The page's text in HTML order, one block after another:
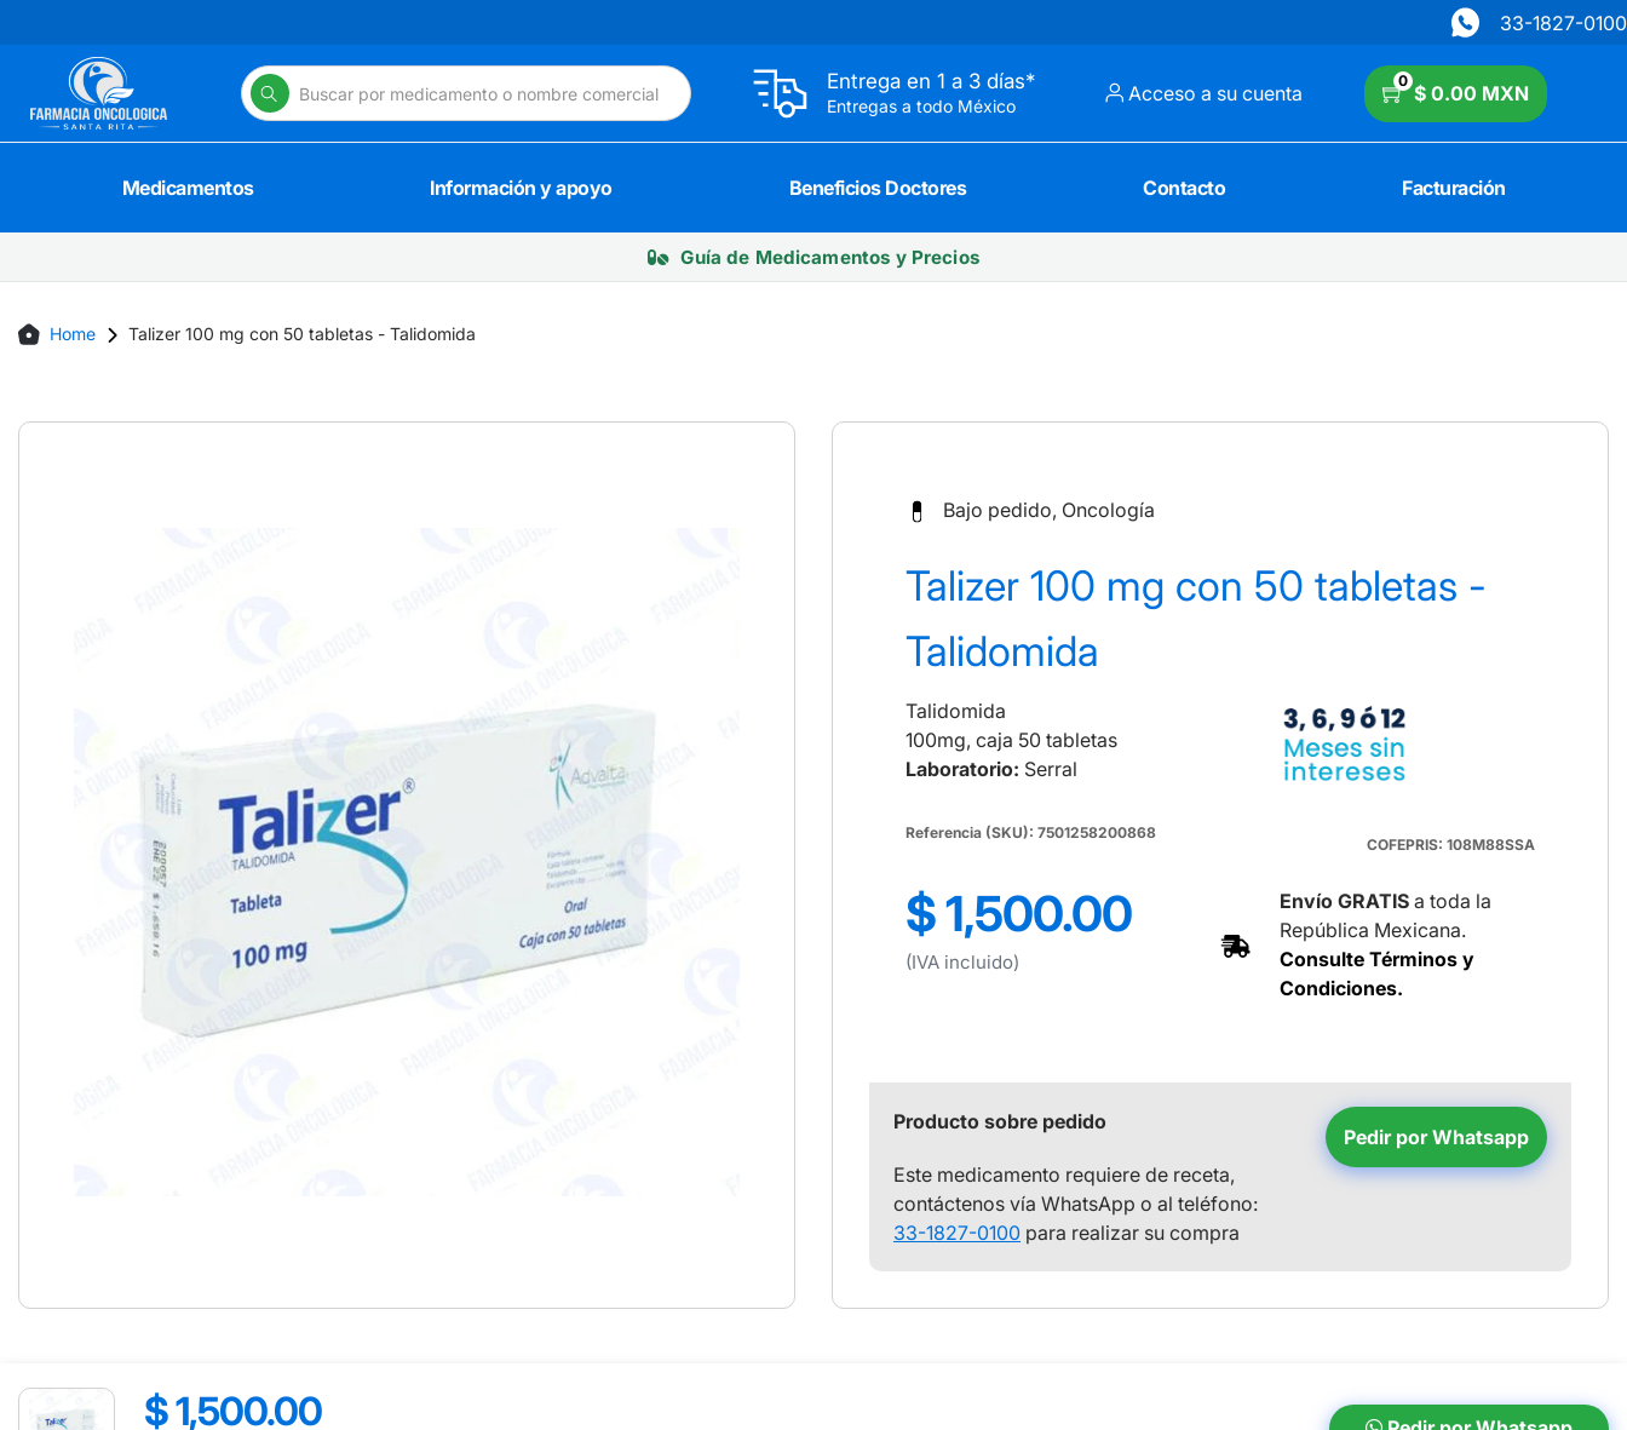
33-1827-0100
Entrega en 1 a 3 días*
Entregas a todo México Acceso a su cuenta
0
$ 0.00 MXN
Medicamentos Información y apoyo Beneficios Doctores Contacto Facturación
Guía de Medicamentos y Precios
Home Talizer 100 mg con 50 tabletas - Talidomida
Bajo pedido, Oncología
Talizer 100 mg con 50 tabletas -
Talidomida
Talidomida
100mg, caja 50 tabletas
Laboratorio: Serral
Referencia (SKU): 7501258200868
COFEPRIS: 108M88SSA
Precio
regular
$ 1,500.00
(IVA incluido)
Envío GRATIS a toda la
República Mexicana.
Consulte Términos y
Condiciones.
Producto sobre pedido
Este medicamento requiere de receta,
contáctenos vía WhatsApp o al teléfono:
33-1827-0100 para realizar su compra
Pedir por Whatsapp
Precio
$ 1,500.00